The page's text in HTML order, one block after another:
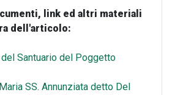
link ed altri materiali
dell'articolo:
Santuario del Poggetto
SS. Annunziata detto Del